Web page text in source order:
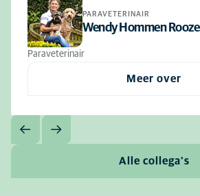
PARAVETERINAIR
Wendy Hommen Rooze
Paraveterinair
Meer over
Alle collega's